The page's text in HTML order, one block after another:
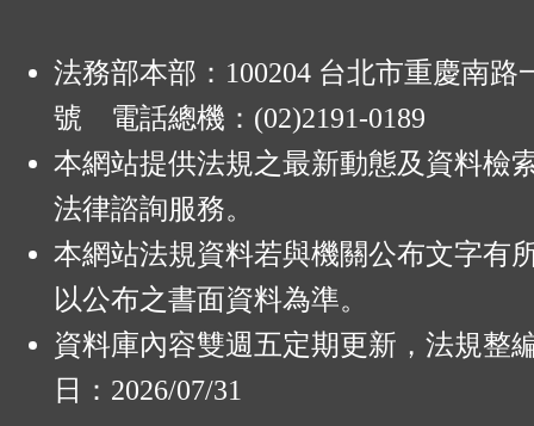
法務部本部：100204 台北市重慶南路
號 電話總機：(02)2191-0189
本網站提供法規之最新動態及資料檢
法律諮詢服務。
本網站法規資料若與機關公布文字有
以公布之書面資料為準。
資料庫內容雙週五定期更新，法規整
日：2026/07/31